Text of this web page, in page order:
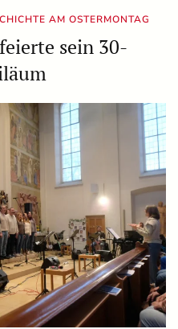
AM OSTERMONTAG
sein 30-